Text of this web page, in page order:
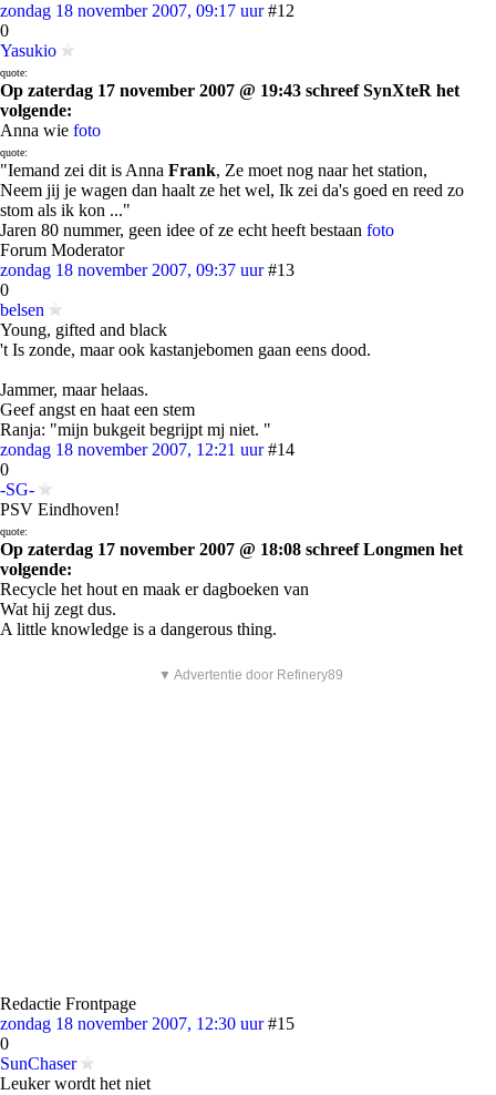
zondag 18 november 2007, 09:17 uur #12
0
Yasukio
quote:
Op zaterdag 17 november 2007 @ 19:43 schreef SynXteR het
volgende:
Anna wie foto
quote:
"Iemand zei dit is Anna Frank, Ze moet nog naar het station,
Neem jij je wagen dan haalt ze het wel, Ik zei da's goed en reed zo
stom als ik kon ..."
Jaren 80 nummer, geen idee of ze echt heeft bestaan foto
Forum Moderator
zondag 18 november 2007, 09:37 uur #13
0
belsen
Young, gifted and black
't Is zonde, maar ook kastanjebomen gaan eens dood.
Jammer, maar helaas.
Geef angst en haat een stem
Ranja: "mijn bukgeit begrijpt mj niet. "
zondag 18 november 2007, 12:21 uur #14
0
-SG-
PSV Eindhoven!
quote:
Op zaterdag 17 november 2007 @ 18:08 schreef Longmen het
volgende:
Recycle het hout en maak er dagboeken van
Wat hij zegt dus.
A little knowledge is a dangerous thing.
▼ Advertentie door Refinery89
Redactie Frontpage
zondag 18 november 2007, 12:30 uur #15
0
SunChaser
Leuker wordt het niet